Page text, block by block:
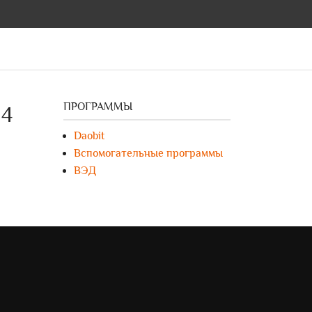
ПРОГРАММЫ
Daobit
Вспомогательные программы
ВЭД